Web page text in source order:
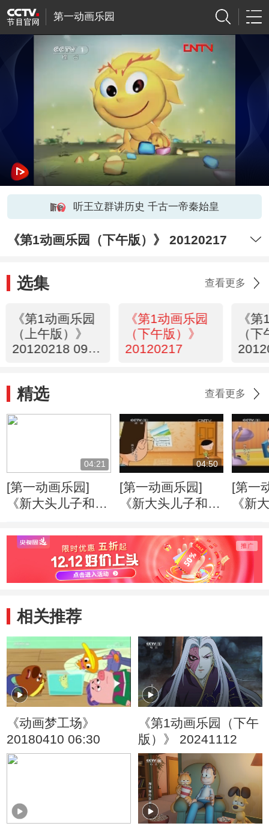
第一动画乐园
听王立群讲历史 千古一帝秦始皇
《第1动画乐园（下午版）》 20120217
选集 查看更多
《第1动画乐园
（上午版）》
20120218 09：
《第1动画乐园
（下午版）》
20120217
《
（
精选 查看更多
04:21
[第一动画乐园]
《新大头儿子和小
季） 好朋友
04:50
[第一动画乐园]
《新大头儿子和小
季） 戴眼镜的大
头儿子
[第一
《新
季）
旧玩具
相关推荐
《动画梦工场》
20180410 06:30
《第1动画乐园（下午
版）》 20241112